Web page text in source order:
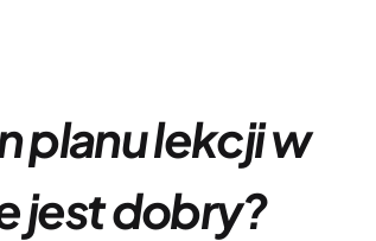
planu lekcji w
jest dobry?